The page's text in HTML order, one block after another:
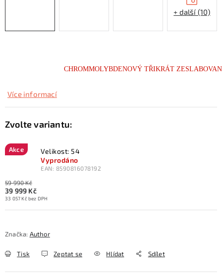
CHROMMOLYBDENOVÝ TŘIKRÁT
Více informací
Akce
Velikost: 54
Vyprodáno
EAN: 8590816078192
59 990 Kč
39 999 Kč
33 057 Kč bez DPH
Značka: Author
Tisk Zeptat se Hlídat Sdílet
+ další (10)